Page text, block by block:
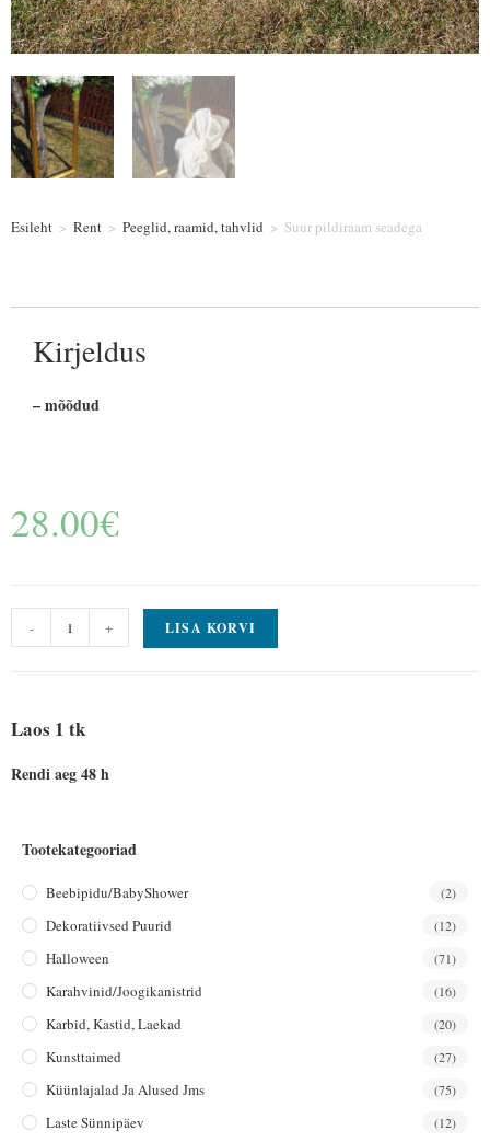
Esileht > Rent > Peeglid, raamid, tahvlid > Suur pildiraam seadega
Kirjeldus
– mõõdud
28.00€
- + LISA KORVI
Laos 1 tk
Rendi aeg 48 h
Tootekategooriad
Beebipidu/BabyShower (2)
Dekoratiivsed Puurid (12)
Halloween (71)
Karahvinid/joogikanistrid (16)
Karbid, Kastid, Laekad (20)
Kunsttaimed (27)
Küünlajalad Ja Alused Jms (75)
Laste Sünnipäev (12)